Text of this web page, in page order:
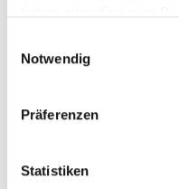
Notwendig
Präferenzen
Statistiken
Blogbeiträge (2)